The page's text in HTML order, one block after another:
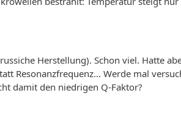
Herstellung). Schon viel. Hatte
Resonanzfrequenz... Werde mal
damit den niedrigen Q-Faktor?